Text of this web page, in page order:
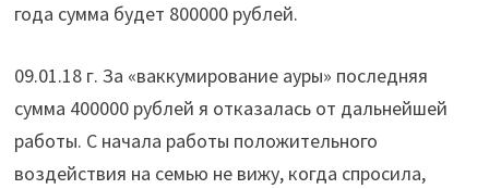
года сумма будет 800000 рублей.
09.01.18 г. За «ваккумирование ауры» последняя
сумма 400000 рублей я отказалась от дальнейшей
работы. С начала работы положительного
воздействия на семью не вижу, когда спросила,